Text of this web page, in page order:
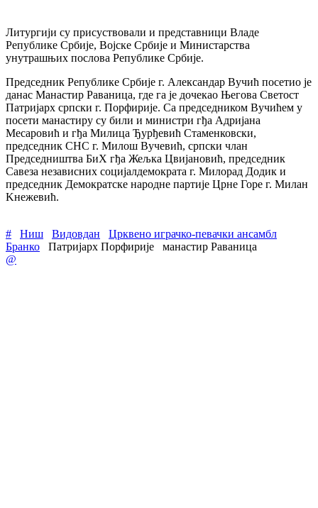
Литургији су присуствовали и представници Владе
Републике Србије, Војске Србије и Министарства
унутрашњих послова Републике Србије.
Председник Републике Србије г. Александар Вучић посетио је
данас Манастир Раваница, где га је дочекао Његова Светост
Патријарх српски г. Порфирије. Са председником Вучићем у
посети манастиру су били и министри гђа Адријана
Месаровић и гђа Милица Ђурђевић Стаменковски,
председник СНС г. Милош Вучевић, српски члан
Председништва БиХ гђа Жељка Цвијановић, председник
Савеза независних социјалдемократа г. Милорад Додик и
председник Демократске народне партије Црне Горе г. Милан
Kнежевић.
# Ниш Видовдан
Црквено играчко-певачки ансамбл
Бранко
Патријарх Порфирије
манастир Раваница
@